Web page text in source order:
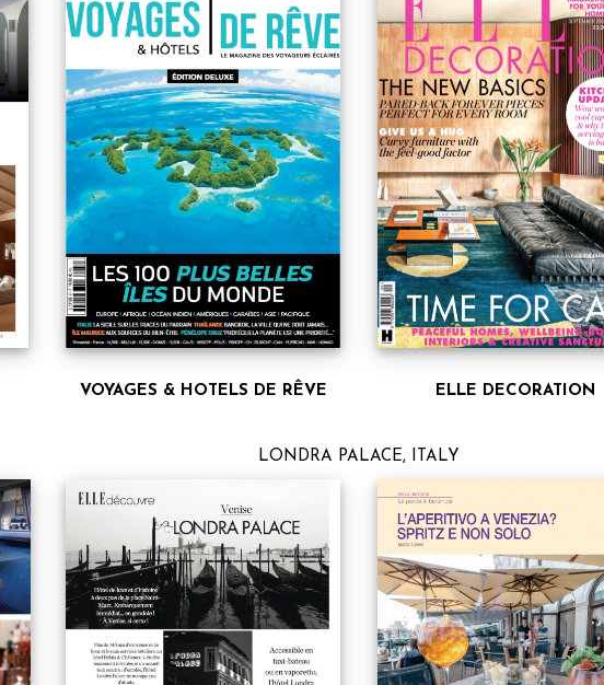
VOYAGES & HOTELS DE RÊVE ELLE DECORATION
LONDRA PALACE, ITALY